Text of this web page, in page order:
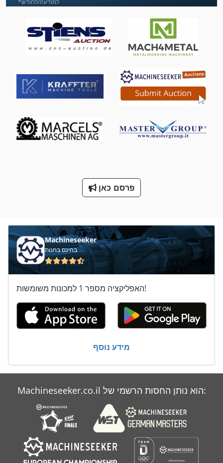
מכונת חיתוך-Off
מכונת כביסה ומכונת כביסה תעשיית תוכן 30 ק ג
מכונת סגן 200 מ מ
מכונת קידוח של עמודה שידור
מכשור לייצור בירה מיני
שואב אבק נייד
*למודעה/לחודש
פרסם כאן
Machineseeker
בחינם בחנות
האפליקציה מספר 1 למכונות משומשות!
מידע נוסף
Machineseeker.co.il הוא נותן החסות הרשמי של: